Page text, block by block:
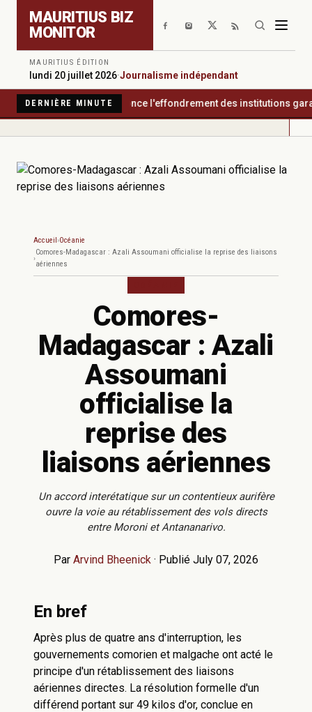
MAURITIUS BIZ
MONITOR
MAURITIUS ÉDITION
lundi 20 juillet 2026·Journalisme indépendant
DERNIÈRE MINUTE
International dénonce l'effondrement des institutions garantes
Accueil Océanie
Comores-Madagascar : Azali Assoumani officialise la reprise des liaisons
aériennes
Comores-
Madagascar : Azali
Assoumani
officialise la
reprise des
liaisons aériennes
Un accord interétatique sur un contentieux aurifère
ouvre la voie au rétablissement des vols directs
entre Moroni et Antananarivo.
Par Arvind Bheenick · Publié July 07, 2026
En bref
Après plus de quatre ans d'interruption, les
gouvernements comorien et malgache ont acté le
principe d'un rétablissement des liaisons
aériennes directes. La résolution formelle d'un
différend portant sur 49 kilos d'or, conclue en